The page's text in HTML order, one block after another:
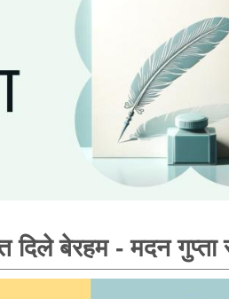
दिले बेरहम - मदन गुप्ता